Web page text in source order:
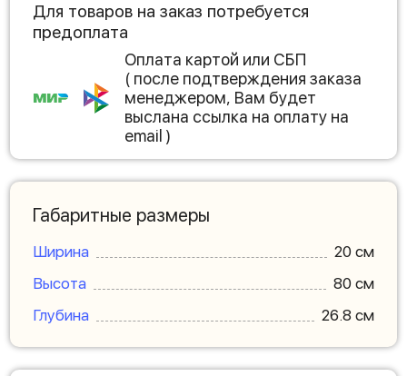
Для товаров на заказ потребуется
предоплата
Оплата картой или СБП
( после подтверждения заказа
менеджером, Вам будет
выслана ссылка на оплату на
email )
Габаритные размеры
Ширина
20 см
Высота
80 см
Глубина
26.8 см